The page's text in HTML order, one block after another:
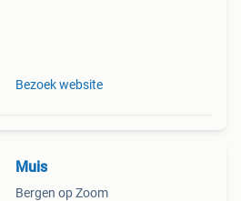
Bezoek website
Muis
Bergen op Zoom